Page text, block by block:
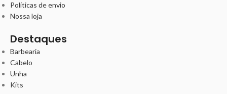
Políticas de envio
Nossa loja
Destaques
Barbearia
Cabelo
Unha
Kits